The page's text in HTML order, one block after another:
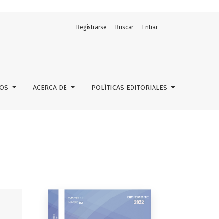
ACERCA DE POLÍTICAS EDITORIALES
Registrarse Buscar Entrar